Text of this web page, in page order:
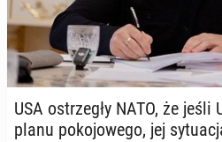
USA ostrze­gły NATO, że
planu po­ko­jo­we­go, jej